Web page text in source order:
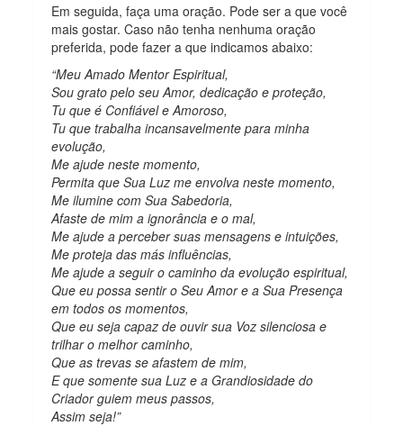
Em seguida, faça uma oração. Pode ser a que você
mais gostar. Caso não tenha nenhuma oração
preferida, pode fazer a que indicamos abaixo:
“Meu Amado Mentor Espiritual,
Sou grato pelo seu Amor, dedicação e proteção,
Tu que é Confiável e Amoroso,
Tu que trabalha incansavelmente para minha
evolução,
Me ajude neste momento,
Permita que Sua Luz me envolva neste momento,
Me ilumine com Sua Sabedoria,
Afaste de mim a ignorância e o mal,
Me ajude a perceber suas mensagens e intuições,
Me proteja das más influências,
Me ajude a seguir o caminho da evolução espiritual,
Que eu possa sentir o Seu Amor e a Sua Presença
em todos os momentos,
Que eu seja capaz de ouvir sua Voz silenciosa e
trilhar o melhor caminho,
Que as trevas se afastem de mim,
E que somente sua Luz e a Grandiosidade do
Criador guiem meus passos,
Assim seja!”